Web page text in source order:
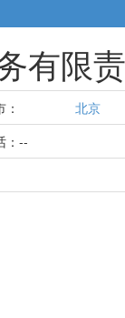
有限
北京
：--